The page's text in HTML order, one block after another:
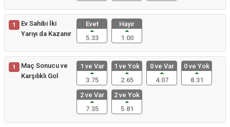
1
Ev Sahibi İki
Yarıyı da Kazanır
Evet
5.33
Hayır
1.00
1
Maç Sonucu ve
Karşılıklı Gol
1 ve Var
3.75
1 ve Yok
2.65
0 ve Var
4.07
0 ve Yok
8.31
2 ve Var
7.35
2 ve Yok
5.81